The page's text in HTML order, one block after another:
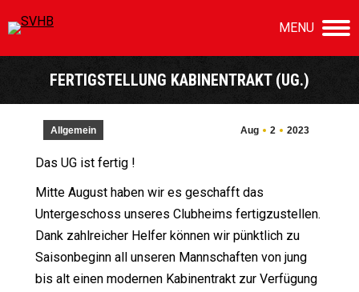
MENU
FERTIGSTELLUNG KABINENTRAKT (UG.)
Sie befinden sich hier:
Aug 2 2023
Allgemein
Das UG ist fertig !
Mitte August haben wir es geschafft das
Untergeschoss unseres Clubheims fertigzustellen.
Dank zahlreicher Helfer können wir pünktlich zu
Saisonbeginn all unseren Mannschaften von jung
bis alt einen modernen Kabinentrakt zur Verfügung